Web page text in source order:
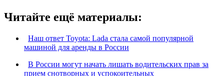
Читайте ещё материалы:
Наш ответ Toyota: Lada стала самой популярной
машиной для аренды в России
В России могут начать лишать водительских прав за
прием снотворных и успокоительных